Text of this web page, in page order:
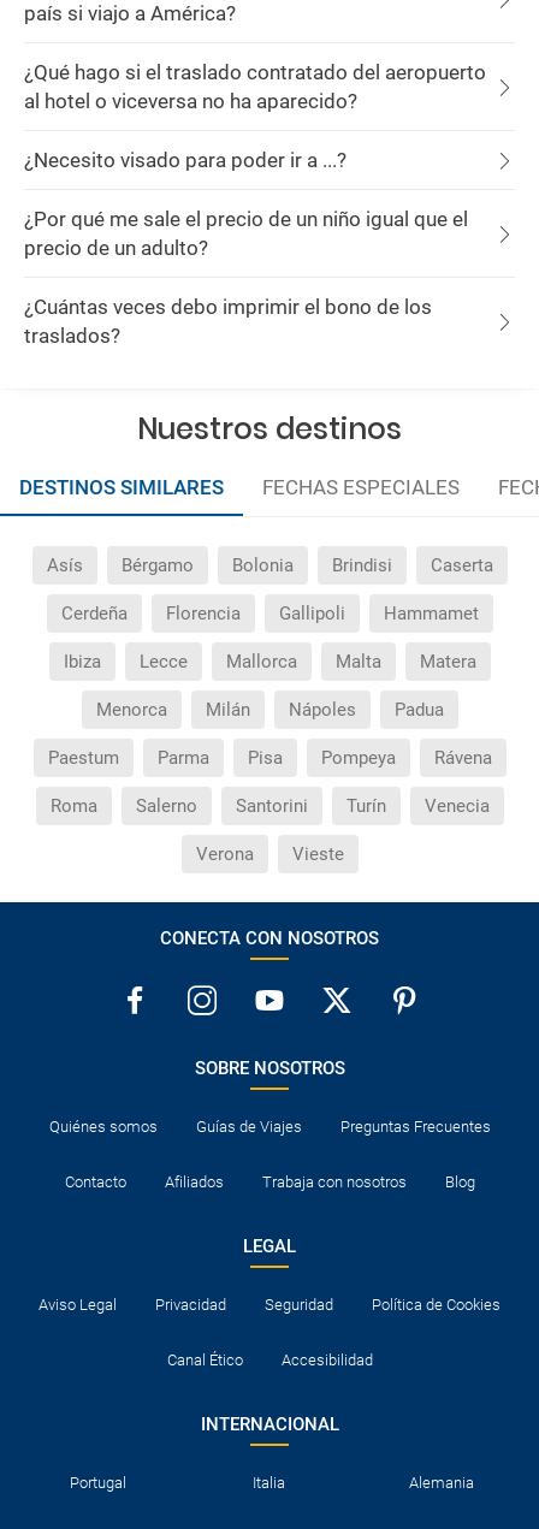
país si viajo a América?
¿Qué hago si el traslado contratado del aeropuerto
al hotel o viceversa no ha aparecido?
¿Necesito visado para poder ir a ...?
¿Por qué me sale el precio de un niño igual que el
precio de un adulto?
¿Cuántas veces debo imprimir el bono de los
traslados?
Nuestros destinos
DESTINOS SIMILARES FECHAS ESPECIALES
Asís Bérgamo Bolonia Brindisi Caserta
Cerdeña Florencia Gallipoli Hammamet
Ibiza Lecce Mallorca Malta Matera
Menorca Milán Nápoles Padua
Paestum Parma Pisa Pompeya Rávena
Roma Salerno Santorini Turín Venecia
Verona Vieste
CONECTA CON NOSOTROS
SOBRE NOSOTROS
Quiénes somos Guías de Viajes Preguntas Frecuentes
Contacto Afiliados Trabaja con nosotros Blog
LEGAL
Aviso Legal Privacidad Seguridad Política de Cookies
Canal Ético Accesibilidad
INTERNACIONAL
Portugal Italia Alemania